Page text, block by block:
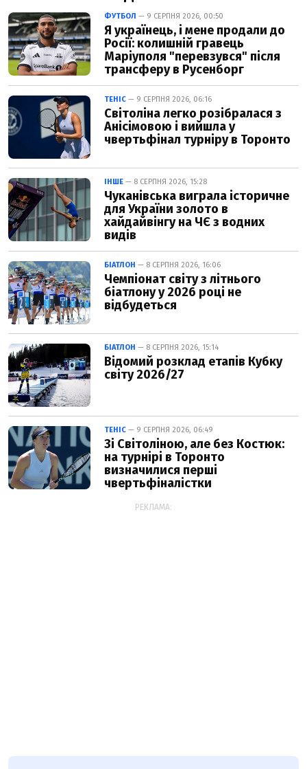
ФУТБОЛ — 9 СЕРПНЯ 2026, 00:50
Я українець, і мене продали до
Росії: колишній гравець
Маріуполя "перевзувся" після
трансферу в Русенборг
ТЕНІС — 9 СЕРПНЯ 2026, 06:16
Світоліна легко розібралася з
Анісімовою і вийшла у
чвертьфінал турніру в Торонто
ІНШЕ — 8 СЕРПНЯ 2026, 15:28
Чуканівська виграла історичне
для України золото в
хайдайвінгу на ЧЄ з водних
видів
БІАТЛОН — 8 СЕРПНЯ 2026, 16:06
Чемпіонат світу з літнього
біатлону у 2026 році не
відбудеться
БІАТЛОН — 8 СЕРПНЯ 2026, 15:14
Відомий розклад етапів Кубку
світу 2026/27
ТЕНІС — 9 СЕРПНЯ 2026, 06:49
Зі Світоліною, але без Костюк:
на турнірі в Торонто
визначилися перші
чвертьфіналістки
РЕКЛАМА: